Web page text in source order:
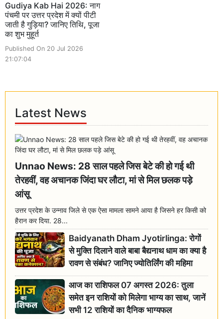
Gudiya Kab Hai 2026: नाग
पंचमी पर उत्तर प्रदेश में क्यों पीटी
जाती है गुड़िया? जानिए तिथि, पूजा
का शुभ मुहूर्त
Published On 20 Jul 2026
21:07:04
Latest News
Unnao News: 28 साल पहले जिस बेटे की हो गई थी
तेरहवीं, वह अचानक जिंदा घर लौटा, मां से मिल छलक पड़े
आंसू
उत्तर प्रदेश के उन्नाव जिले से एक ऐसा मामला सामने आया है जिसने हर किसी को
हैरान कर दिया. 28...
Baidyanath Dham Jyotirlinga: रोगों
से मुक्ति दिलाने वाले बाबा बैद्यनाथ धाम का क्या है
रावण से संबंध? जानिए ज्योतिर्लिंग की महिमा
आज का राशिफल 07 अगस्त 2026: तुला
समेत इन राशियों को मिलेगा भाग्य का साथ, जानें
सभी 12 राशियों का दैनिक भाग्यफल